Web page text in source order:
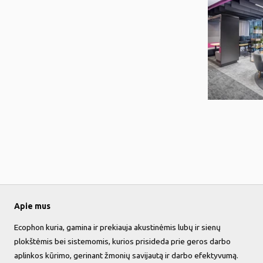
Apie mus
Ecophon kuria, gamina ir prekiauja akustinėmis lubų ir sienų
plokštėmis bei sistemomis, kurios prisideda prie geros darbo
aplinkos kūrimo, gerinant žmonių savijautą ir darbo efektyvumą.